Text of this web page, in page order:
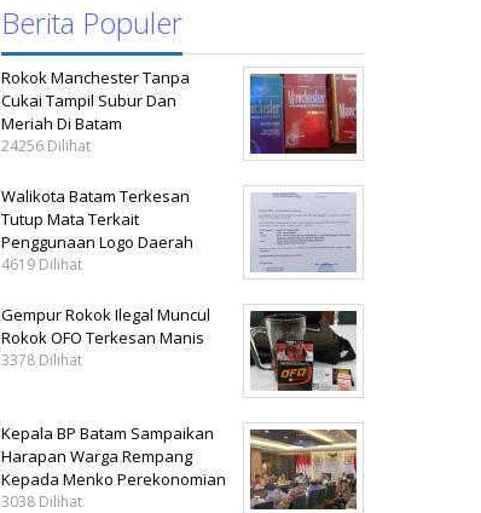
Berita Populer
Rokok Manchester Tanpa
Cukai Tampil Subur Dan
Meriah Di Batam
24256 Dilihat
Walikota Batam Terkesan
Tutup Mata Terkait
Penggunaan Logo Daerah
4619 Dilihat
Gempur Rokok Ilegal Muncul
Rokok OFO Terkesan Manis
3378 Dilihat
Kepala BP Batam Sampaikan
Harapan Warga Rempang
Kepada Menko Perekonomian
3038 Dilihat